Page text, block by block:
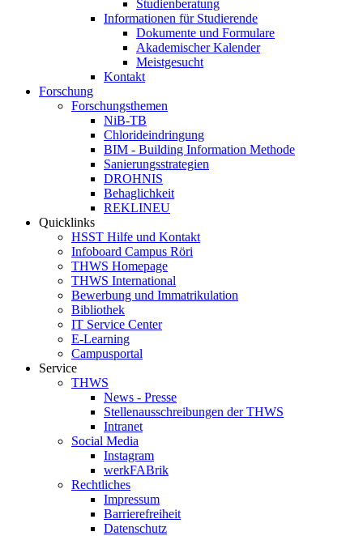
Studienberatung
Informationen für Studierende
Dokumente und Formulare
Akademischer Kalender
Meistgesucht
Kontakt
Forschung
Forschungsthemen
NiB-TB
Chlorideindringung
BIM - Building Information Methode
Sanierungsstrategien
DROHNIS
Behaglichkeit
REKLINEU
Quicklinks
HSST Hilfe und Kontakt
Infoboard Campus Röri
THWS Homepage
THWS International
Bewerbung und Immatrikulation
Bibliothek
IT Service Center
E-Learning
Campusportal
Service
THWS
News - Presse
Stellenausschreibungen der THWS
Intranet
Social Media
Instagram
werkFABrik
Rechtliches
Impressum
Barrierefreiheit
Datenschutz